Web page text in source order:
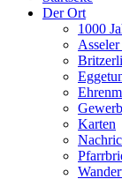
Der Ort
1000
Karten